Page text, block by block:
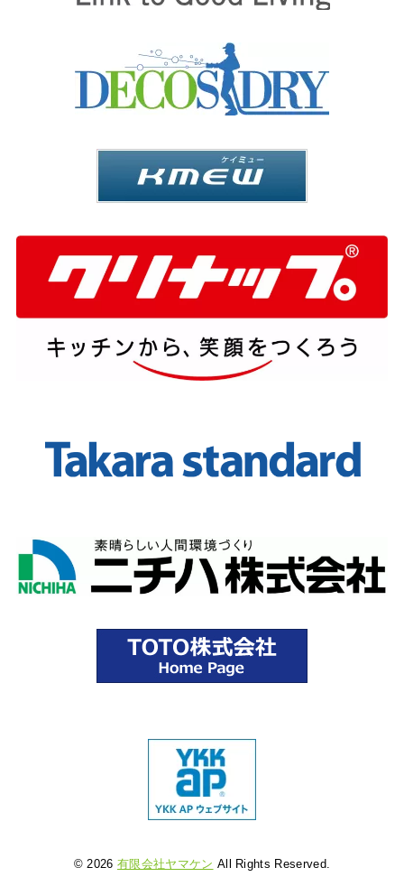
© 2026 有限会社ヤマケン All Rights Reserved.